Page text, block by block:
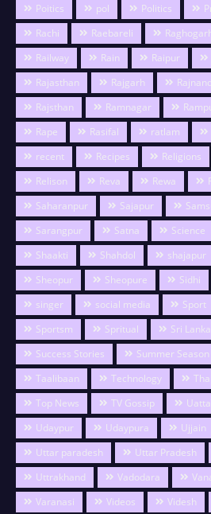
Poitics
pol Politics
Rachi
Raebareli
Railway
Rain Raipur
Rajasthan
Rajgarh
Rajsthan
Ramnagar
Rape
Rasifal ratlam
recent
Recipes Religions
Relison
Reva Rewa
Saharanpur
Sajapur
Sarangpur
Satna Science
Shaakti
Shahdol shajapur
Sheopur
Sheopure Sidhi
singer
social media Sport
Sportsm
Spritual Sri Lanka
Success Stories
Summer Season
Taalibaan
Technology
Top News
TV Gossip
Udaypur
Udaypura Ujjain
Uttar paradesh
Uttar Pradesh
Uttrakhand
Vadodara
Varanasi
Videos Videsh